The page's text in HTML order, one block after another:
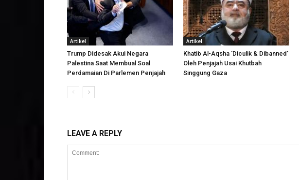
Artikel
Trump Didesak Akui Negara
Palestina Saat Membual Soal
Perdamaian Di Parlemen Penjajah
Artikel
Khatib Al-Aqsha ‘Diculik & Dibanned’
Oleh Penjajah Usai Khutbah
Singgung Gaza
LEAVE A REPLY